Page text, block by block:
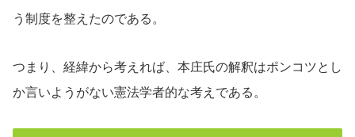
う制度を整えたのである。
つまり、経緯から考えれば、本庄氏の解釈はポンコツとし
か言いようがない憲法学者的な考えである。